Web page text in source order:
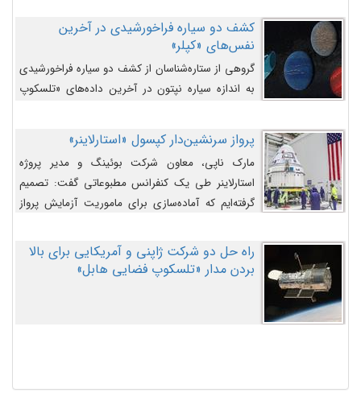
کشف دو سیاره فراخورشیدی در آخرین
نفس‌های «کپلر»
گروهی از ستاره‌شناسان از کشف دو سیاره فراخورشیدی
به اندازه سیاره نپتون در آخرین داده‌های «تلسکوپ
پرواز سرنشین‌دار کپسول «استارلاینر»
مارک ناپی، معاون شرکت بوئینگ و مدیر پروژه
استارلاینر طی یک کنفرانس مطبوعاتی گفت: تصمیم
گرفته‌ایم که آماده‌سازی برای ماموریت آزمایش پرواز
اصلاح کنیم.
راه حل دو شرکت ژاپنی و آمریکایی برای بالا
بردن مدار «تلسکوپ فضایی هابل»